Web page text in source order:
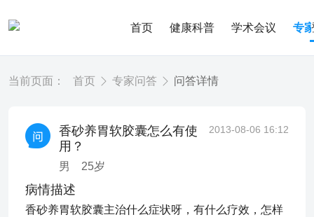
首页 健康科普 学术会议 专
当前页面： 首页 专家问答 问答详情
香砂养胃软胶囊怎么有使
用？
男 25岁
2013-08-06 16:12
病情描述
香砂养胃软胶囊主治什么症状呀，有什么疗效，怎样